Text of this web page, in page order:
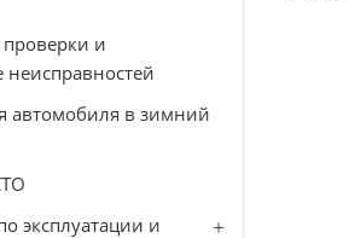
и
неисправностей
автомобиля в зимний
эксплуатации и